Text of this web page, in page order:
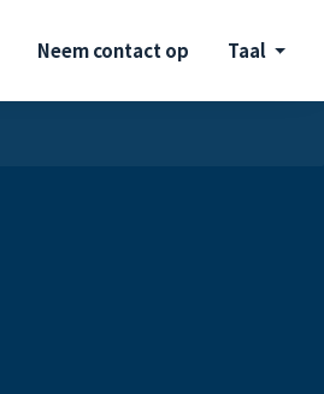
Neem contact op Taal